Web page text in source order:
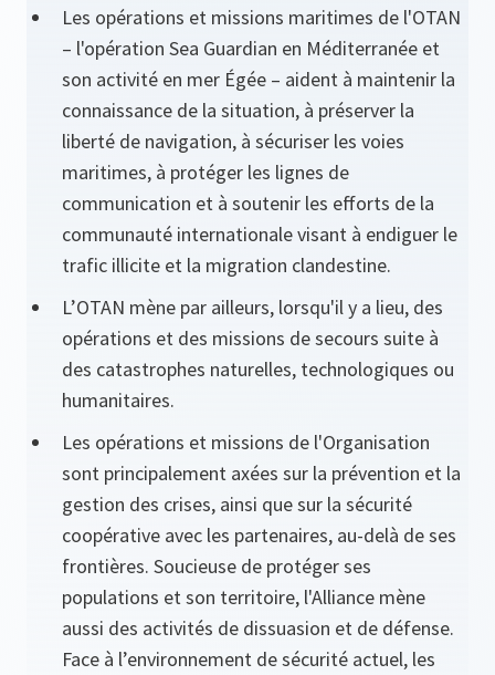
Les opérations et missions maritimes de l'OTAN
– l'opération Sea Guardian en Méditerranée et
son activité en mer Égée – aident à maintenir la
connaissance de la situation, à préserver la
liberté de navigation, à sécuriser les voies
maritimes, à protéger les lignes de
communication et à soutenir les efforts de la
communauté internationale visant à endiguer le
trafic illicite et la migration clandestine.
L’OTAN mène par ailleurs, lorsqu'il y a lieu, des
opérations et des missions de secours suite à
des catastrophes naturelles, technologiques ou
humanitaires.
Les opérations et missions de l'Organisation
sont principalement axées sur la prévention et la
gestion des crises, ainsi que sur la sécurité
coopérative avec les partenaires, au-delà de ses
frontières. Soucieuse de protéger ses
populations et son territoire, l'Alliance mène
aussi des activités de dissuasion et de défense.
Face à l’environnement de sécurité actuel, les